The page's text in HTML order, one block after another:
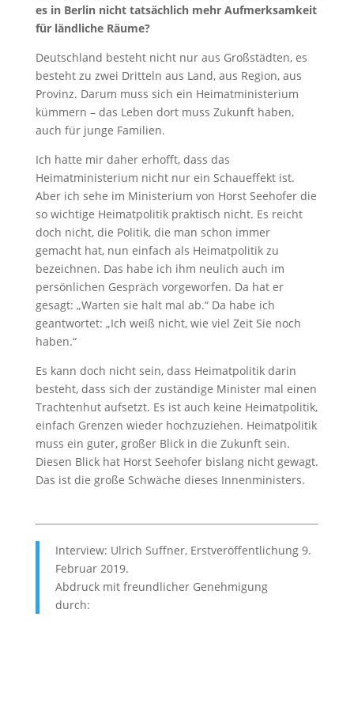
es in Berlin nicht tatsächlich mehr Aufmerksamkeit
für ländliche Räume?
Deutschland besteht nicht nur aus Großstädten, es
besteht zu zwei Dritteln aus Land, aus Region, aus
Provinz. Darum muss sich ein Heimatministerium
kümmern – das Leben dort muss Zukunft haben,
auch für junge Familien.
Ich hatte mir daher erhofft, dass das
Heimatministerium nicht nur ein Schaueffekt ist.
Aber ich sehe im Ministerium von Horst Seehofer die
so wichtige Heimatpolitik praktisch nicht. Es reicht
doch nicht, die Politik, die man schon immer
gemacht hat, nun einfach als Heimatpolitik zu
bezeichnen. Das habe ich ihm neulich auch im
persönlichen Gespräch vorgeworfen. Da hat er
gesagt: „Warten sie halt mal ab.“ Da habe ich
geantwortet: „Ich weiß nicht, wie viel Zeit Sie noch
haben.“
Es kann doch nicht sein, dass Heimatpolitik darin
besteht, dass sich der zuständige Minister mal einen
Trachtenhut aufsetzt. Es ist auch keine Heimatpolitik,
einfach Grenzen wieder hochzuziehen. Heimatpolitik
muss ein guter, großer Blick in die Zukunft sein.
Diesen Blick hat Horst Seehofer bislang nicht gewagt.
Das ist die große Schwäche dieses Innenministers.
Interview: Ulrich Suffner, Erstveröffentlichung 9.
Februar 2019.
Abdruck mit freundlicher Genehmigung
durch: